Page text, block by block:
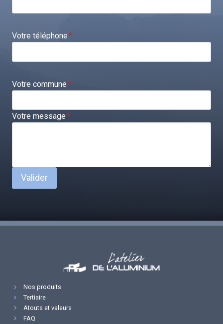
Votre téléphone*
Votre commune*
Votre message*
Valider
Nos produits
Tertiaire
Atouts et valeurs
FAQ